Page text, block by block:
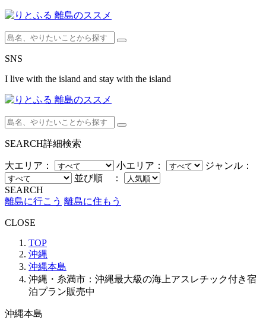
SNS
I live with the island and stay with the island
SEARCH詳細検索
大エリア： 小エリア：
ジャンル：
並び順 ：
SEARCH
離島に行こう 離島に住もう
CLOSE
TOP
沖縄
沖縄本島
沖縄・糸満市：沖縄最大級の海上アスレチック付き宿
泊プラン販売中
沖縄本島